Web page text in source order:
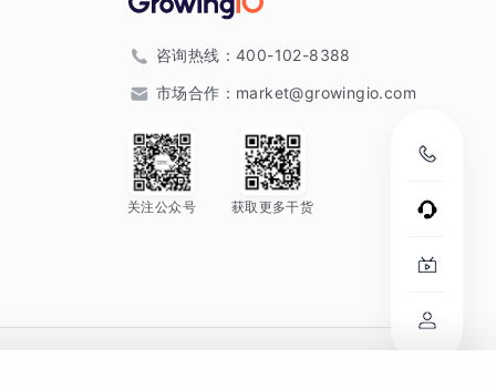
咨询热线： 400-102-8388
市场合作： market@growingio.com
关注公众号 获取更多干货